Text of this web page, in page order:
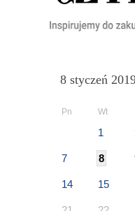
8 styczeń
Pn Wt
1
7 8
14 15